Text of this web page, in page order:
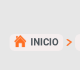
INICIO